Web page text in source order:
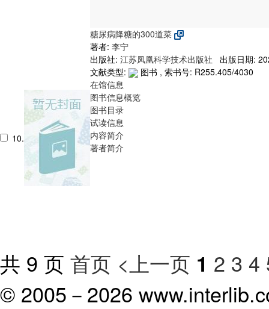
10.
糖尿病降糖的300道菜
著者: 李宁
出版社: 江苏凤凰科学技术出版社
出版日期:
文献类型:
图书 , 索书号: R255.405/4030
在馆信息
图书信息概览
图书目录
试读信息
内容简介
著者简介
共 9 页 首页 <上一页 1 2 3 4
© 2005－ 2026